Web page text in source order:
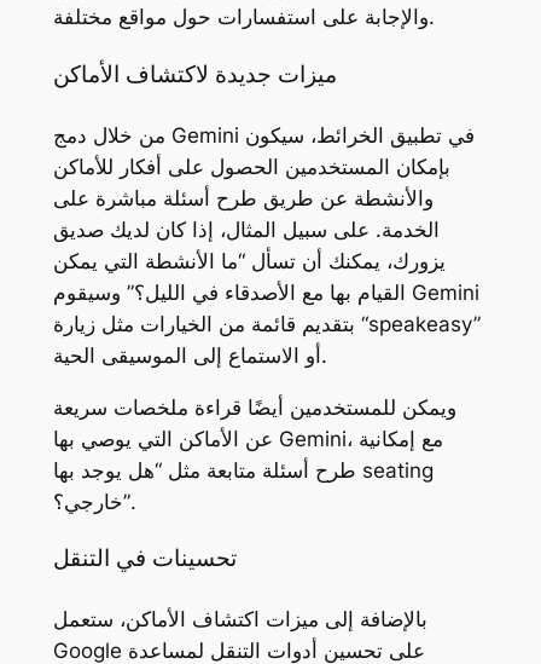
والإجابة على استفسارات حول مواقع مختلفة.
ميزات جديدة لاكتشاف الأماكن
من خلال دمج Gemini في تطبيق الخرائط، سيكون
بإمكان المستخدمين الحصول على أفكار للأماكن
والأنشطة عن طريق طرح أسئلة مباشرة على
الخدمة. على سبيل المثال، إذا كان لديك صديق
يزورك، يمكنك أن تسأل “ما الأنشطة التي يمكن
القيام بها مع الأصدقاء في الليل؟” وسيقوم Gemini
بتقديم قائمة من الخيارات مثل زيارة “speakeasy”
أو الاستماع إلى الموسيقى الحية.
ويمكن للمستخدمين أيضًا قراءة ملخصات سريعة
عن الأماكن التي يوصي بها Gemini، مع إمكانية
طرح أسئلة متابعة مثل “هل يوجد بها seating
خارجي؟”.
تحسينات في التنقل
بالإضافة إلى ميزات اكتشاف الأماكن، ستعمل
Google على تحسين أدوات التنقل لمساعدة